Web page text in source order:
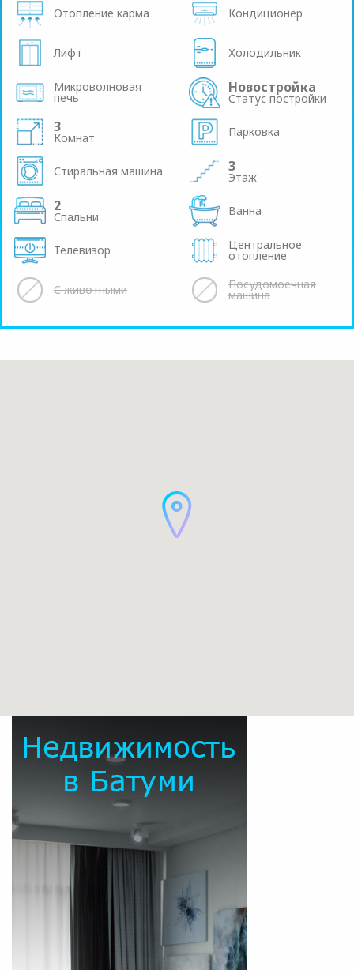
Отопление карма Кондиционер
Лифт Холодильник
Микроволновая
печь
Новостройка
Статус постройки
3
Комнат Парковка
Стиральная машина 3
Этаж
2
Спальни Ванна
Телевизор Центральное
отопление
С животными Посудомоечная
машина